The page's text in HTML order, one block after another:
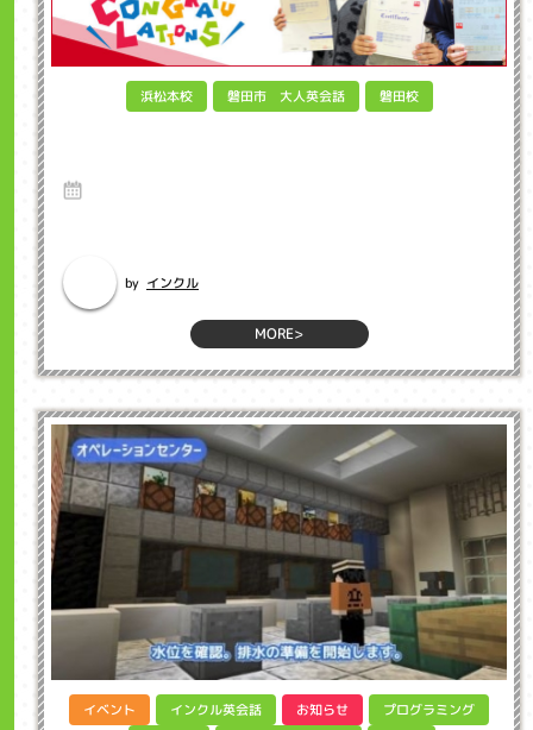
浜松本校 磐田市 大人英会話 磐田校
by インクル
MORE>
イベント インクル英会話 お知らせ プログラミング